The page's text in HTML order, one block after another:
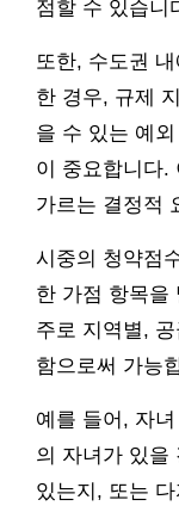
점할 수 있습니
또한, 수도권
한 경우, 규제
을 수 있는 예
이 중요합니다.
가르는 결정적
시중의 청약점
한 가점 항목을
주로 지역별,
함으로써 가능
예를 들어, 자
의 자녀가 있을
있는지, 또는